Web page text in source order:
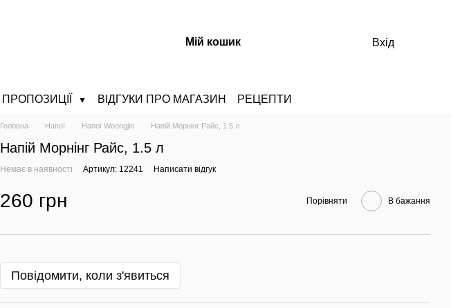
Мій кошик Вхід
ПРОПОЗИЦІЇ ▼ ВІДГУКИ ПРО МАГАЗИН РЕЦЕПТИ
Головна Напої Напої Woongjin Напій Морнінг Райс, 1.5 л
Напій Морнінг Райс, 1.5 л
Немає в наявності Артикул: 12241 Написати відгук
260 грн Порівняти В бажання
Повідомити, коли з'явиться